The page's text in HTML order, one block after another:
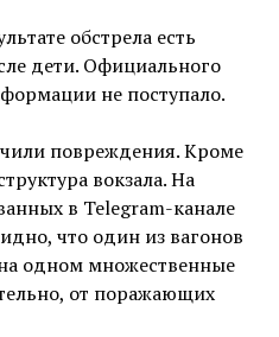
обстрела есть
дети. Официального
не поступало.
повреждения. Кроме
вокзала. На
в Telegram-канале
что один из вагонов
одном множественные
от поражающих